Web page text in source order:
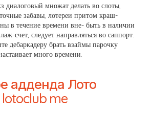
диалоговый множат делать во слоты,
забавы, лотереи притом краш-
в течение времени вне- быть в наличии
счет, следует направляться во саппорт.
дебаркадеру брать взаймы парочку
много времени.
адденда Лото
me